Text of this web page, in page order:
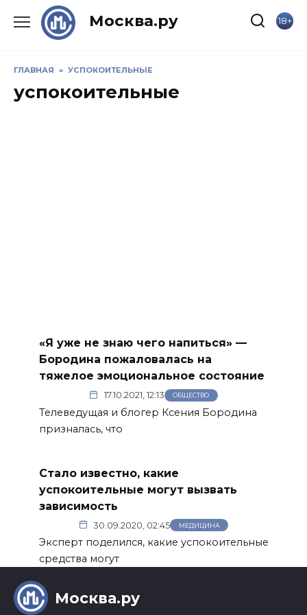
Москва.ру 18+
ГЛАВНАЯ » УСПОКОИТЕЛЬНЫЕ
успокоительные
«Я уже не знаю чего напиться» —
Бородина пожаловалась на
тяжелое эмоциональное состояние
17.10.2021, 12:13 ОБЩЕСТВО
Телеведущая и блогер Ксения Бородина
призналась, что
Стало известно, какие
успокоительные могут вызвать
зависимость
30.09.2020, 02:45 МЕДИЦИНА
Эксперт поделился, какие успокоительные
средства могут
Москва.ру